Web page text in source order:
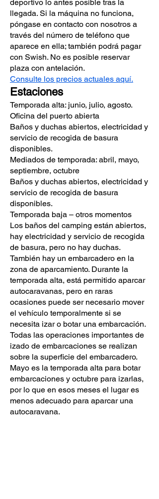
deportivo lo antes posible tras la
llegada. Si la máquina no funciona,
póngase en contacto con nosotros a
través del número de teléfono que
aparece en ella; también podrá pagar
con Swish. No es posible reservar
plaza con antelación.
Consulte los precios actuales aquí.
Estaciones
Temporada alta: junio, julio, agosto.
Oficina del puerto abierta
Baños y duchas abiertos, electricidad y
servicio de recogida de basura
disponibles.
Mediados de temporada: abril, mayo,
septiembre, octubre
Baños y duchas abiertos, electricidad y
servicio de recogida de basura
disponibles.
Temporada baja – otros momentos
Los baños del camping están abiertos,
hay electricidad y servicio de recogida
de basura, pero no hay duchas.
También hay un embarcadero en la
zona de aparcamiento. Durante la
temporada alta, está permitido aparcar
autocaravanas, pero en raras
ocasiones puede ser necesario mover
el vehículo temporalmente si se
necesita izar o botar una embarcación.
Todas las operaciones importantes de
izado de embarcaciones se realizan
sobre la superficie del embarcadero.
Mayo es la temporada alta para botar
embarcaciones y octubre para izarlas,
por lo que en esos meses el lugar es
menos adecuado para aparcar una
autocaravana.